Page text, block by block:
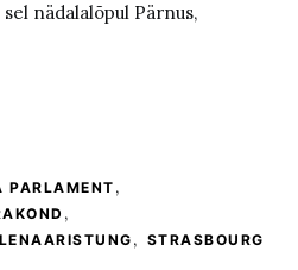
nädalalõpul Pärnus,
PARLAMENT ,
,
, STRASBOURG